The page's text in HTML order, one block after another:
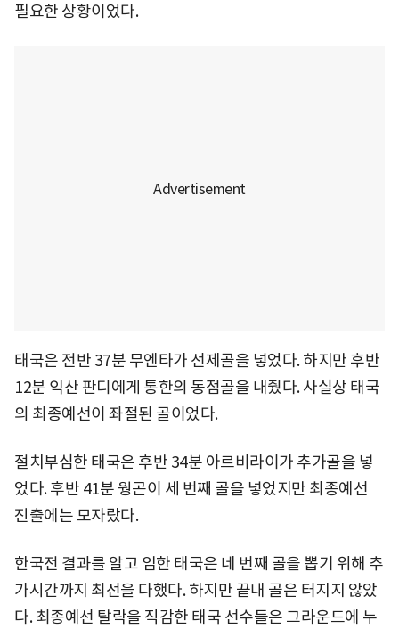
필요한 상황이었다.
태국은 전반 37분 무엔타가 선제골을 넣었다. 하지만 후반
12분 익산 판디에게 통한의 동점골을 내줬다. 사실상 태국
의 최종예선이 좌절된 골이었다.
절치부심한 태국은 후반 34분 아르비라이가 추가골을 넣
었다. 후반 41분 웡곤이 세 번째 골을 넣었지만 최종예선
진출에는 모자랐다.
한국전 결과를 알고 임한 태국은 네 번째 골을 뽑기 위해 추
가시간까지 최선을 다했다. 하지만 끝내 골은 터지지 않았
다. 최종예선 탈락을 직감한 태국 선수들은 그라운드에 누